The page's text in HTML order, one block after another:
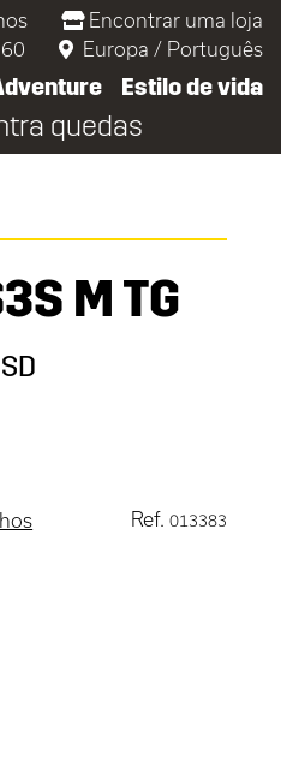
Encontrar uma loja
Europa / Português
Estilo de vida
quedas
M TG
Ref. 013383